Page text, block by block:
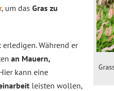
, um das Gras zu
erledigen. Während er
an Mauern,
kann eine
leisten wollen,